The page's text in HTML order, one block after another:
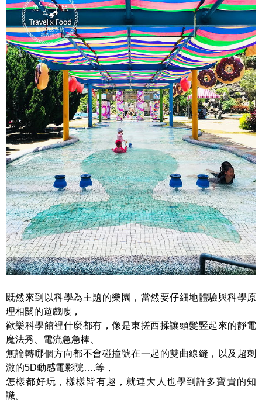
既然來到以科學為主題的樂園，當然要仔細地體驗與科學原
理相關的遊戲嘍，
歡樂科學館裡什麼都有，像是東搓西揉讓頭髮竪起來的靜電
魔法秀、電流急急棒、
無論轉哪個方向都不會碰撞號在一起的雙曲線縫，以及超刺
激的5D動感電影院….等，
怎樣都好玩，樣樣皆有趣，就連大人也學到許多寶貴的知
識。